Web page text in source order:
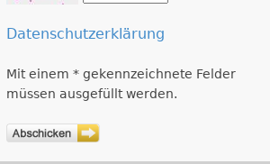
Datenschutzerklärung
Mit einem * gekennzeichnete Felder
müssen ausgefüllt werden.